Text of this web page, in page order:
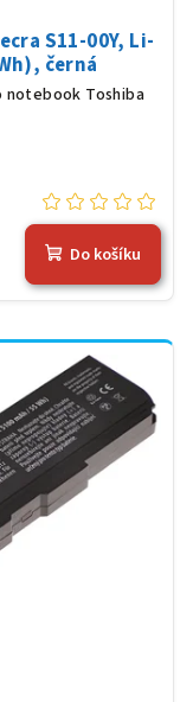
S11-00Y, Li-
černá
notebook Toshiba
Do košíku